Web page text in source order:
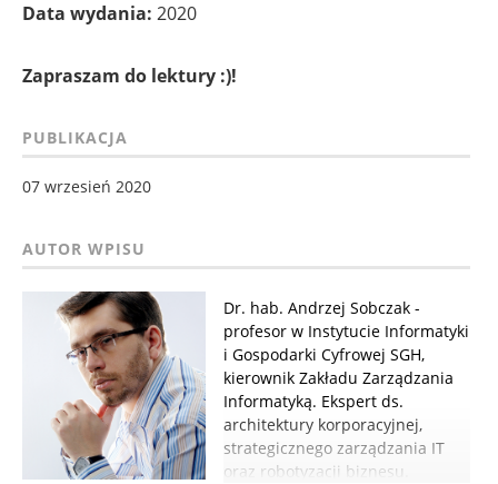
Data wydania: 2020
Zapraszam do lektury :)!
PUBLIKACJA
07 wrzesień 2020
Dr. hab. Andrzej Sobczak -
profesor w Instytucie Informatyki
i Gospodarki Cyfrowej SGH,
kierownik Zakładu Zarządzania
Informatyką. Ekspert ds.
architektury korporacyjnej,
strategicznego zarządzania IT
oraz robotyzacji biznesu.